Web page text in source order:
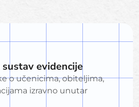
evidencije
o učenicima, obiteljima,
izravno unutar